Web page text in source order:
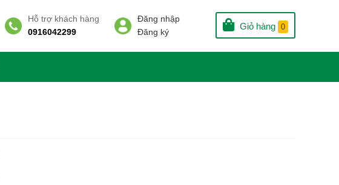
Giỏ hàng 0
Đăng nhập
Đăng ký
Hỗ trợ khách hàng
0916042299